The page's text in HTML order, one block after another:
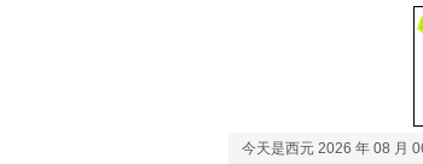
今天是西元 2026 年 08 月